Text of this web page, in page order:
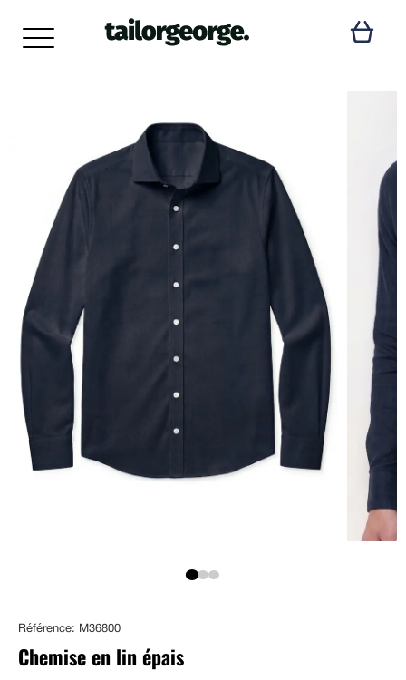
Référence: M36800
Chemise en lin épais